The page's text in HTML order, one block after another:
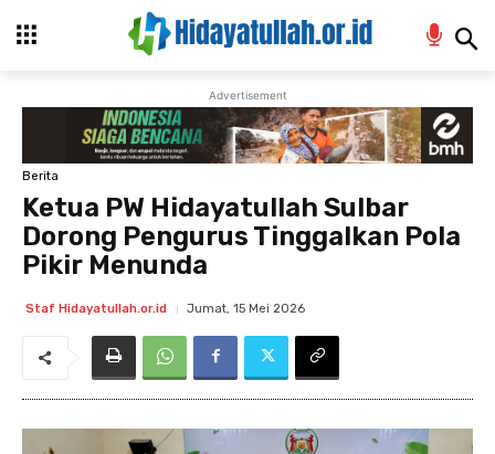
Advertisement
Berita
Ketua PW Hidayatullah Sulbar
Dorong Pengurus Tinggalkan Pola
Pikir Menunda
Staf Hidayatullah.or.id Jumat, 15 Mei 2026